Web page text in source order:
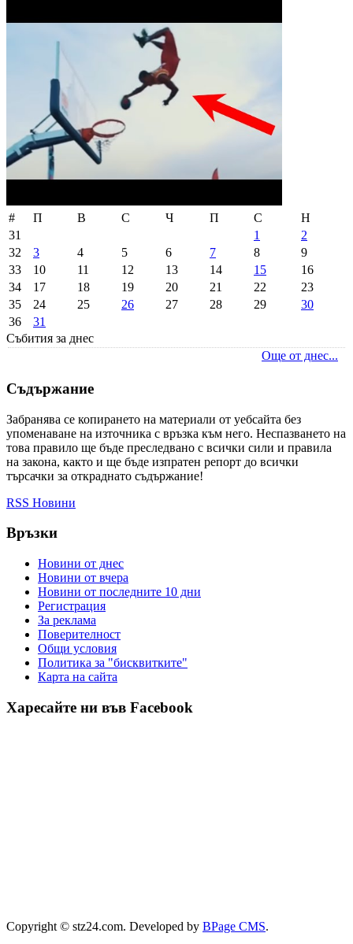
# П В С Ч П С
Н
31
1
2
32
3 4 5 6 7 8
9
33
10 11 12 13 14 15
16
34
17 18 19 20 21 22
23
35
24 25 26 27 28 29
30
36
31
Събития за днес
Още от днес...
Съдържание
Забранява се копирането на материали от уебсайта без
упоменаване на източника с връзка към него. Неспазването на
това правило ще бъде преследвано с всички сили и правила
на закона, както и ще бъде изпратен репорт до всички
търсачки за откраднато съдържание!
RSS Новини
Връзки
Новини от днес
Новини от вчера
Новини от последните 10 дни
Регистрация
За реклама
Πoвepитeлнocт
Общи условия
Политика за "бисквитките"
Карта на сайта
Харесайте ни във Facebook
Copyright © stz24.com. Developed by BPage CMS.